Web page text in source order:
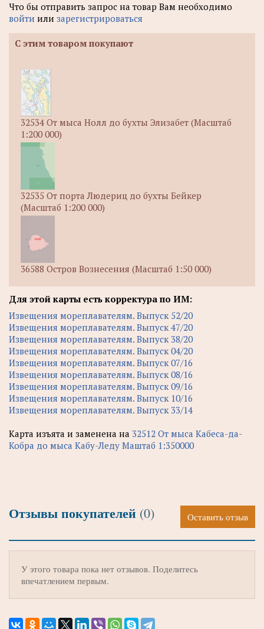
Что бы отправить запрос на товар Вам необходимо
войти или зарегистрироваться
С этим товаром покупают
32534 От мыса Нолл до бухты Элизабет (Масштаб
1:200 000)
32535 От порта Людериц до бухты Бейкер
(Масштаб 1:200 000)
36588 Остров Вознесения (Масштаб 1:50 000)
Для этой карты есть корректура по ИМ:
Извещения мореплавателям. Выпуск 52/20
Извещения мореплавателям. Выпуск 47/20
Извещения мореплавателям. Выпуск 38/20
Извещения мореплавателям. Выпуск 04/20
Извещения мореплавателям. Выпуск 07/16
Извещения мореплавателям. Выпуск 08/16
Извещения мореплавателям. Выпуск 09/16
Извещения мореплавателям. Выпуск 10/16
Извещения мореплавателям. Выпуск 33/14
Карта изъята и заменена на 32512 От мыса Кабеса-да-
Кобра до мыса Кабу-Леду Маштаб 1:350000
Отзывы покупателей (0) Оставить отзыв
У этого товара пока нет отзывов. Поделитесь
впечатлением первым.